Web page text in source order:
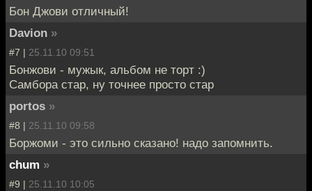
Бон Джови отличный!
Davion »
#7 | 25.11.10 09:51
Бонжови - мужык, альбом не торт :)
Самбора стар, ну точнее просто стар
portos »
#8 | 25.11.10 09:58
Боржоми - это сильно сказано! надо запомнить.
chum »
#9 | 25.11.10 10:05